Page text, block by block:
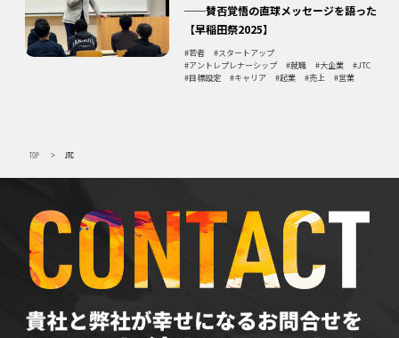
──賛否覚悟の直球メッセージを語った
【早稲田祭2025】
若者
スタートアップ
アントレプレナーシップ
就職 大企業
JTC
目標設定
キャリア 起業 売上 営業
TOP > JTC